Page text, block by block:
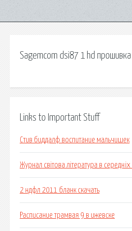
Sagemcom dsi87 1 hd прошивка
Links to Important Stuff
Стив биддалф воспитание мальчишек
Журнал світова література в
2 ндфл 2011 бланк скачать
Расписание трамвая 9 в ижевске